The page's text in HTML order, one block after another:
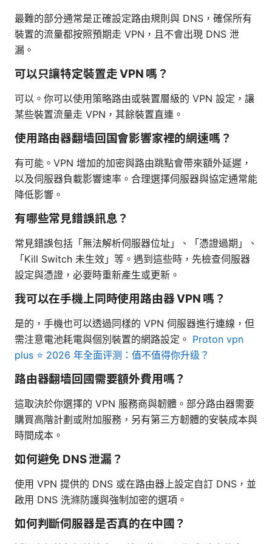
最難的部分通常是正確設定路由規則與 DNS，確保所有
裝置的流量都按照預期走 VPN，且不會出現 DNS 泄
漏。
可以只讓特定裝置走 VPN 嗎？
可以。你可以使用策略路由或裝置層級的 VPN 設定，讓
某些裝置流量走 VPN，其餘裝置直連。
使用路由器翻墙回国會影響家裡的網速嗎？
有可能。VPN 增加的加密與路由跳點會帶來額外延遲，
以及伺服器負載影響速率。合理選擇伺服器與協定通常能
降低影響。
有哪些常見錯誤訊息？
常見錯誤包括「無法解析伺服器位址」、「憑證過期」、
「Kill Switch 未生效」等。遇到這些時，先檢查伺服器
設定與憑證，必要時重新產生或更新。
我可以在手機上同時使用路由器 VPN 嗎？
是的，手機也可以透過同樣的 VPN 伺服器進行連線，但
需注意電池耗電與個別裝置的網路設定。 Proton vpn
plus ⭐ 2026 年全面评测：值不值得你升级？
路由器翻墙回國需要額外費用嗎？
這取決於你選擇的 VPN 服務商與韌體。部分路由器需要
購買高階計劃或附加服務，另有第三方韌體的安裝成本與
時間成本。
如何避免 DNS 泄漏？
使用 VPN 提供的 DNS 或在路由器上設定自訂 DNS，並
啟用 DNS 洗滌防護與強制加密的選項。
如何判斷伺服器是否真的在中國？